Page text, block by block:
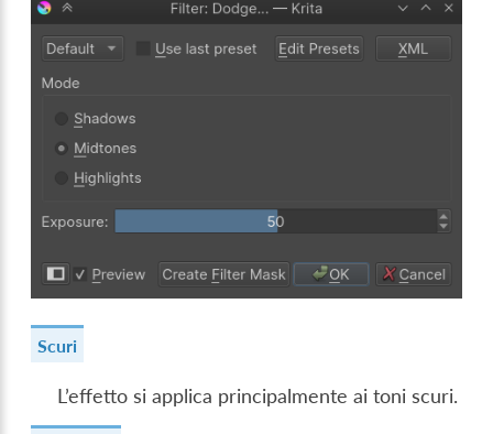
Scuri
L’effetto si applica principalmente ai toni scuri.